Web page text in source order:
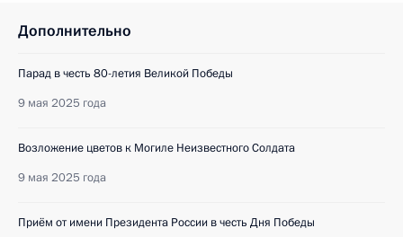
Дополнительно
Парад в честь 80-летия Великой Победы
9 мая 2025 года
Возложение цветов к Могиле Неизвестного Солдата
9 мая 2025 года
Приём от имени Президента России в честь Дня Победы